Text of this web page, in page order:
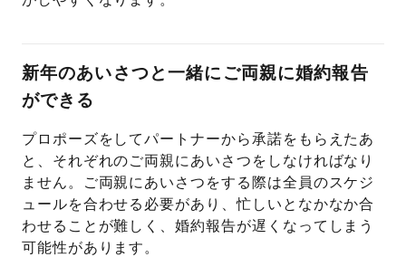
新年のあいさつと一緒にご両親に婚約報告
ができる
プロポーズをしてパートナーから承諾をもらえたあ
と、それぞれのご両親にあいさつをしなければなり
ません。ご両親にあいさつをする際は全員のスケジ
ュールを合わせる必要があり、忙しいとなかなか合
わせることが難しく、婚約報告が遅くなってしまう
可能性があります。